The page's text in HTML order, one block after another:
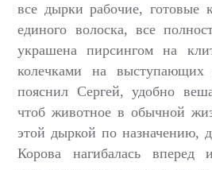
все дырки рабочие, готовые
единого волоска, все
украшена пирсингом на
колечками на
пояснил Сергей, удобно
чтоб животное в обычной
этой дыркой по назначению,
Корова нагибалась вперед